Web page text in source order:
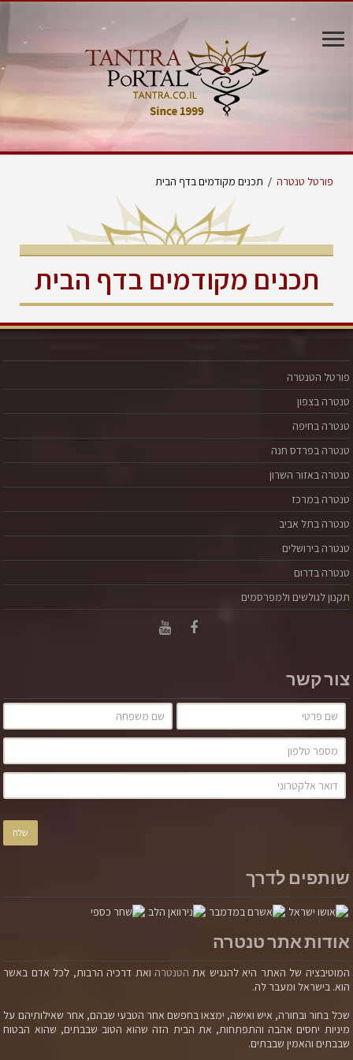
פורטל טנטרה / תכנים מקודמים בדף הבית
תכנים מקודמים בדף הבית
איך להשתמש בביצים סיניות
נשים רבות שטיפלתי בהן חשבו שזה לא נורמלי ואפילו מביך
להכניס ביצים סיניות לתוך הוואגינה שלהן וגילו, תוך כדי
התהליך איתי, שמה שחשוב זה הבריאות שלהן והיכולת
לקחת אחריות מלאה על חיזוק שרירי ריצפת האגן ושיפור
איכות החיים שלהן.
אהובי אינו קיים
סמדר מילר
אני, סמדר, איני קימת. אז מי אני? מה בתוכי קיים בודאות?
אני אור טהור, אני האלוהות, אני האחדות. החוויה היא של
אחד הדברים הכי "מוצקים", אחת מאשליות-הקיום הכי
עיקשות, לשחרר את עובדת היותו – זה לשחרר את עובדת
היותי. זה השירות הכי גבוה שאנחנו כאהובים היינו עושים זה
קרא עוד
פורטל הטנטרה
טנטרה בצפון
טנטרה בחיפה
טנטרה בפרדס חנה
טנטרה באזור השרון
טנטרה במרכז
טנטרה בתל אביב
טנטרה בירושלים
טנטרה בדרום
תקנון לגולשים ולמפרסמים
צור קשר
שותפים לדרך
אודות אתר טנטרה
המוטיבציה של האתר היא להנגיש את הטנטרה ואת דרכיה הרבות, לכל אדם באשר
הוא. בישראל ומעבר לה.
שכל בחור ובחורה, איש ואישה, ימצאו בחפשם אחר הטבעי שבהם, אחר שאילותיהם על
מיניות יחסים אהבה והתפתחות, את הבית הזה שהוא הטוב שבבתים, שהוא הבטוח
שבבתים והאמין שבבתים.